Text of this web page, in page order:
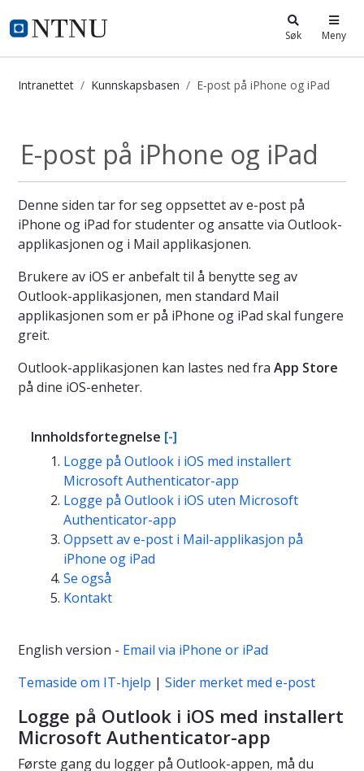
i.ntnu.no Søk Meny
Intranettet Kunnskapsbasen E-post på iPhone og iPad
E-post på iPhone og iPad
Denne siden tar for seg oppsettet av e-post på
iPhone og iPad for studenter og ansatte via Outlook-
applikasjonen og i Mail applikasjonen.
Brukere av iOS er anbefalt til å benytte seg av
Outlook-applikasjonen, men standard Mail
applikasjonen som er på iPhone og iPad skal fungere
greit.
Outlook-applikasjonen kan lastes ned fra App Store
på dine iOS-enheter.
Innholdsfortegnelse [-]
Logge på Outlook i iOS med installert
Microsoft Authenticator-app
Logge på Outlook i iOS uten Microsoft
Authenticator-app
Oppsett av e-post i Mail-applikasjon på
iPhone og iPad
Se også
Kontakt
English version - Email via iPhone or iPad
Temaside om IT-hjelp | Sider merket med e-post
Logge på Outlook i iOS med installert
Microsoft Authenticator-app
Første gang du logger på Outlook-appen, må du